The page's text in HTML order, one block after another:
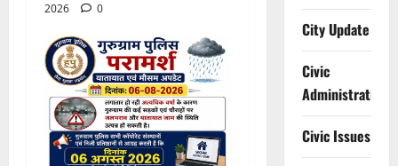
2026
0
City Update
Civic
Administration
Civic Issues